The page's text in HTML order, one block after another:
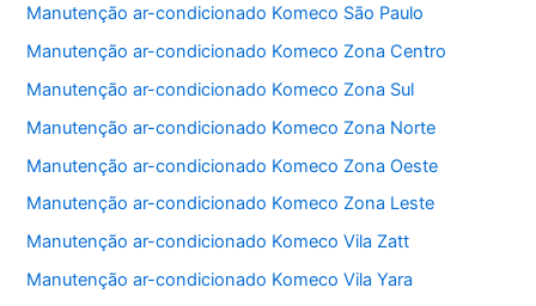
o
k
p
Manutenção ar-condicionado Komeco São Paulo
Manutenção ar-condicionado Komeco Zona Centro
Manutenção ar-condicionado Komeco Zona Sul
Manutenção ar-condicionado Komeco Zona Norte
Manutenção ar-condicionado Komeco Zona Oeste
Manutenção ar-condicionado Komeco Zona Leste
Manutenção ar-condicionado Komeco Vila Zatt
Manutenção ar-condicionado Komeco Vila Yara